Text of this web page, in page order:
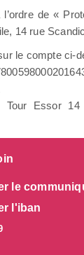
de «
14 rue
le compte ci-
Tour Essor 14
le
l'iban